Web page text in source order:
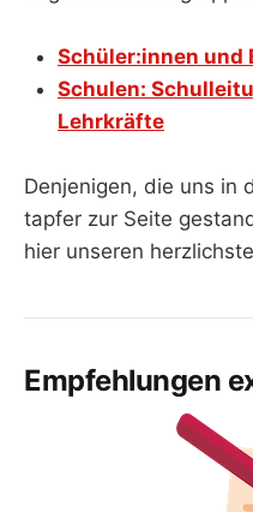
Schüler:innen und
Schulen:
Lehrkräfte
Denjenigen, die uns in
tapfer zur Seite
hier unseren
Empfehlungen